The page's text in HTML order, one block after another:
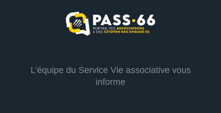
L’équipe du Service Vie associative vous
informe